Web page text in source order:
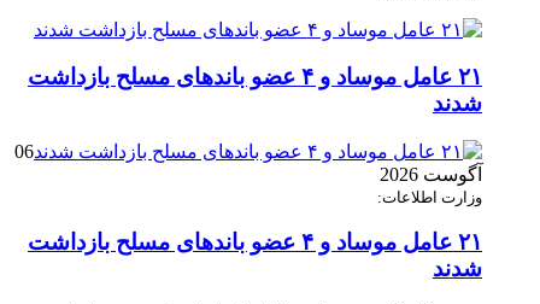
۲۱ عامل موساد و ۴ عضو باند‌های مسلح بازداشت
شدند
06
آگوست 2026
وزارت اطلاعات:
۲۱ عامل موساد و ۴ عضو باند‌های مسلح بازداشت
شدند